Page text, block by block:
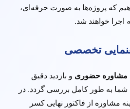
که پروژه‌ها به صورت حرفه‌ای،
خواهند شد.
تخصصی
مشاوره حضوری و بازدید دقیق
شما به طور کامل بررسی گردد. در
مشاوره از فاکتور نهایی کسر